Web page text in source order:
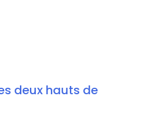
deux hauts de